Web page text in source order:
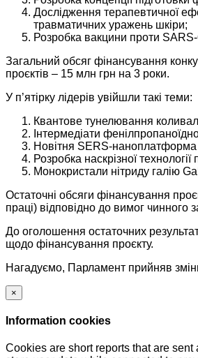
Дослідження терапевтичної
травматичних уражень шкіри;
Розробка вакцини проти SARS-
Загальний обсяг фінансування
проєктів – 15 млн грн на 3 роки.
У п’ятірку лідерів увійшли такі теми:
Квантове тунелювання
Інтермедіати
Новітня SERS-наноплатформа
Розробка наскрізної
Монокристали нітриду галію
Остаточні обсяги фінансування
праці) відповідно до вимог
До оголошення остаточних
щодо фінансування проєкту.
Нагадуємо, Парламент прийняв
×
Information cookies
Cookies are short reports that are